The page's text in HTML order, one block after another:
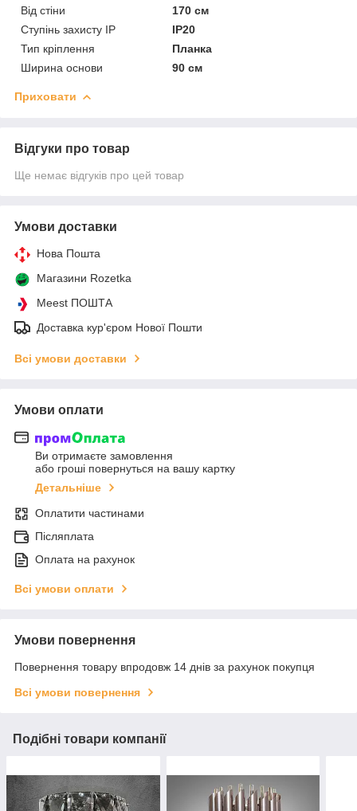
Від стіни
170 см
Ступінь захисту IP
IP20
Тип кріплення
Планка
Ширина основи
90 см
Приховати
Відгуки про товар
Ще немає відгуків про цей товар
Умови доставки
Нова Пошта
Магазини Rozetka
Meest ПОШТА
Доставка кур'єром Нової Пошти
Всі умови доставки
Умови оплати
Ви отримаєте замовлення
або гроші повернуться на вашу картку
Детальніше
Оплатити частинами
Післяплата
Оплата на рахунок
Всі умови оплати
Умови повернення
Повернення товару впродовж 14 днів за рахунок покупця
Всі умови повернення
Подібні товари компанії